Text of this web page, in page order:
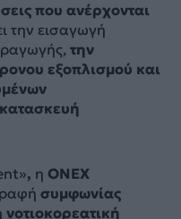
που ανέρχονται
την εισαγωγή
την
εξοπλισμού και
, η ONEX
συμφωνίας
νοτιοκορεατική